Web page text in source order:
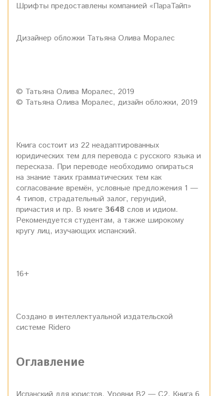
Шрифты предоставлены компанией «ПараТайп»
Дизайнер обложки Татьяна Олива Моралес
© Татьяна Олива Моралес, 2019
© Татьяна Олива Моралес, дизайн обложки, 2019
Книга состоит из 22 неадаптированных
юридических тем для перевода с русского языка и
пересказа. При переводе необходимо опираться
на знание таких грамматических тем как
согласование времён, условные предложения 1 —
4 типов, страдательный залог, герундий,
причастия и пр. В книге 3648 слов и идиом.
Рекомендуется студентам, а также широкому
кругу лиц, изучающих испанский.
16+
Создано в интеллектуальной издательской
системе Ridero
Оглавление